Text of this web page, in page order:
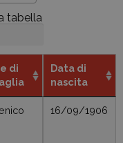
tabella
di
Data di
nascita
16/09/1906